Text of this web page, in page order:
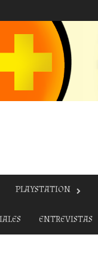
PLAYSTATION
ENTREVISTAS